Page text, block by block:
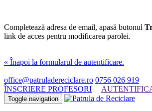
Completează adresa de email, apasă butonul
link de acces pentru modificarea parolei.
« Înapoi la formularul de autentificare.
office@patruladereciclare.ro 0756 026 919
ÎNSCRIERE PROFESORI
Toggle navigation